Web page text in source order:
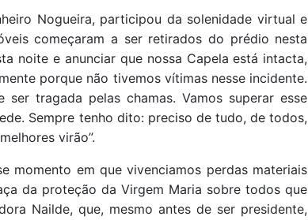
Nogueira, participou da solenidade virtual e
começaram a ser retirados do prédio nesta
noite e anunciar que nossa Capela está intacta,
porque não tivemos vítimas nesse incidente.
tragada pelas chamas. Vamos superar esse
Sempre tenho dito: preciso de tudo, de todos,
virão”.
momento em que vivenciamos perdas materiais
da proteção da Virgem Maria sobre todos que
Nailde, que, mesmo antes de ser presidente,